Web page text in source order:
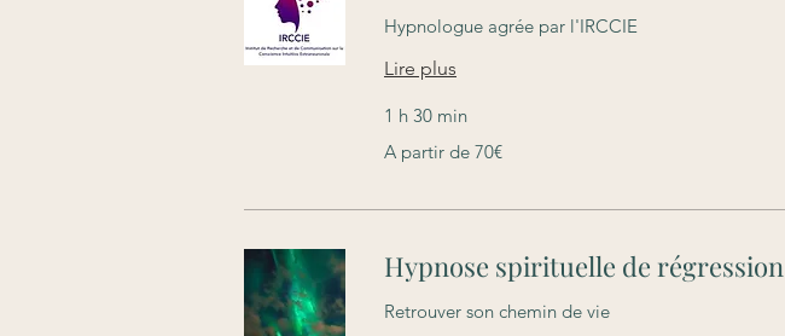
Hypnologue agrée par l'IRCCIE
Lire plus
1 h 30 min
partir
A partir de 70€
Hypnose spirituelle de régression
Retrouver son chemin de vie